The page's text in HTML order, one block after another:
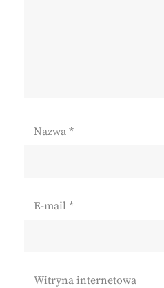
Nazwa *
E-mail *
Witryna internetowa